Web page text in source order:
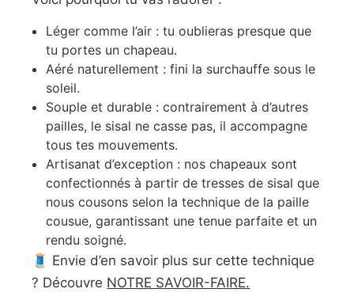
Léger comme l’air : tu oublieras presque que
tu portes un chapeau.
Aéré naturellement : fini la surchauffe sous le
soleil.
Souple et durable : contrairement à d’autres
pailles, le sisal ne casse pas, il accompagne
tous tes mouvements.
Artisanat d’exception : nos chapeaux sont
confectionnés à partir de tresses de sisal que
nous cousons selon la technique de la paille
cousue, garantissant une tenue parfaite et un
rendu soigné.
🧵 Envie d’en savoir plus sur cette technique
? Découvre NOTRE SAVOIR-FAIRE.